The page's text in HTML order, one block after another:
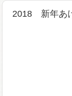
2018 新年あ